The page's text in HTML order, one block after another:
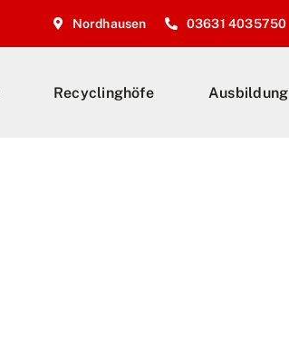
Nordhausen 03631 4035750
Recyclinghöfe Ausbildung